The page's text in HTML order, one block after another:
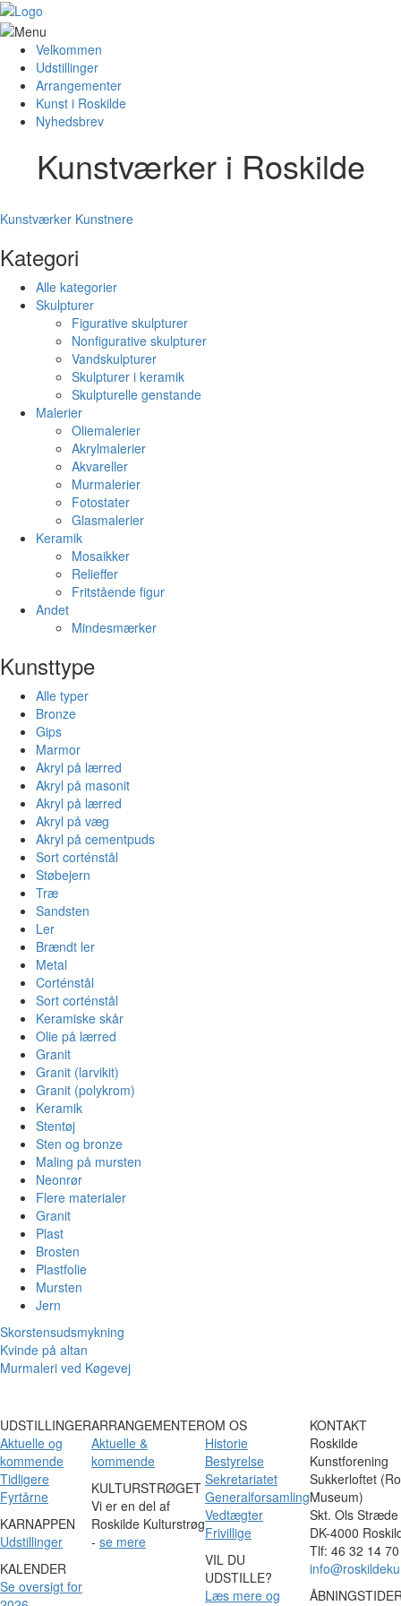
Velkommen
Udstillinger
Arrangementer
Kunst i Roskilde
Nyhedsbrev
Kunstværker i Roskilde
Kunstværker Kunstnere
Kategori
Alle kategorier
Skulpturer
Figurative skulpturer
Nonfigurative skulpturer
Vandskulpturer
Skulpturer i keramik
Skulpturelle genstande
Malerier
Oliemalerier
Akrylmalerier
Akvareller
Murmalerier
Fotostater
Glasmalerier
Keramik
Mosaikker
Relieffer
Fritstående figur
Andet
Mindesmærker
Kunsttype
Alle typer
Bronze
Gips
Marmor
Akryl på lærred
Akryl på masonit
Akryl på lærred
Akryl på væg
Akryl på cementpuds
Sort corténstål
Støbejern
Træ
Sandsten
Ler
Brændt ler
Metal
Corténstål
Sort corténstål
Keramiske skår
Olie på lærred
Granit
Granit (larvikit)
Granit (polykrom)
Keramik
Stentøj
Sten og bronze
Maling på mursten
Neonrør
Flere materialer
Granit
Plast
Brosten
Plastfolie
Mursten
Jern
Skorstensudsmykning
Kvinde på altan
Murmaleri ved Køgevej
UDSTILLINGER
Aktuelle og
kommende
Tidligere
Fyrtårne
KARNAPPEN
Udstillinger
KALENDER
Se oversigt for
ARRANGEMENTER
Aktuelle &
kommende
KULTURSTRØGET
Vi er en del af
Roskilde Kulturstrøg
- se mere
OM OS
Historie
Bestyrelse
Sekretariatet
Generalforsamling
Vedtægter
Frivillige
VIL DU
UDSTILLE?
Læs mere og
KONTAKT
Roskilde
Kunstforening
Sukkerloftet
Museum)
Skt. Ols
DK-4000
Tlf: 46 32 14 70